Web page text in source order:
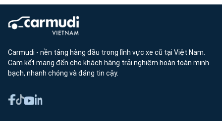
Carmudi - nền tảng hàng đầu trong lĩnh vực xe cũ tại Việt Nam.
Cam kết mang đến cho khách hàng trải nghiệm hoàn toàn minh
bạch, nhanh chóng và đáng tin cậy.